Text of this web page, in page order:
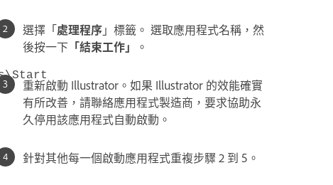
選擇「處理程序」標籤。 選取應用程式名稱，然
後按一下 「結束工作」 。
重新啟動 Illustrator。如果 Illustrator 的效能確實
有所改善，請聯絡應用程式製造商，要求協助永
久停用該應用程式自動啟動。
針對其他每一個啟動應用程式重複步驟 2 到 5。